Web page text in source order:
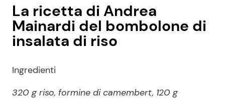
La ricetta di Andrea
Mainardi del bombolone di
insalata di riso
Ingredienti
320 g riso, formine di camembert, 120 g